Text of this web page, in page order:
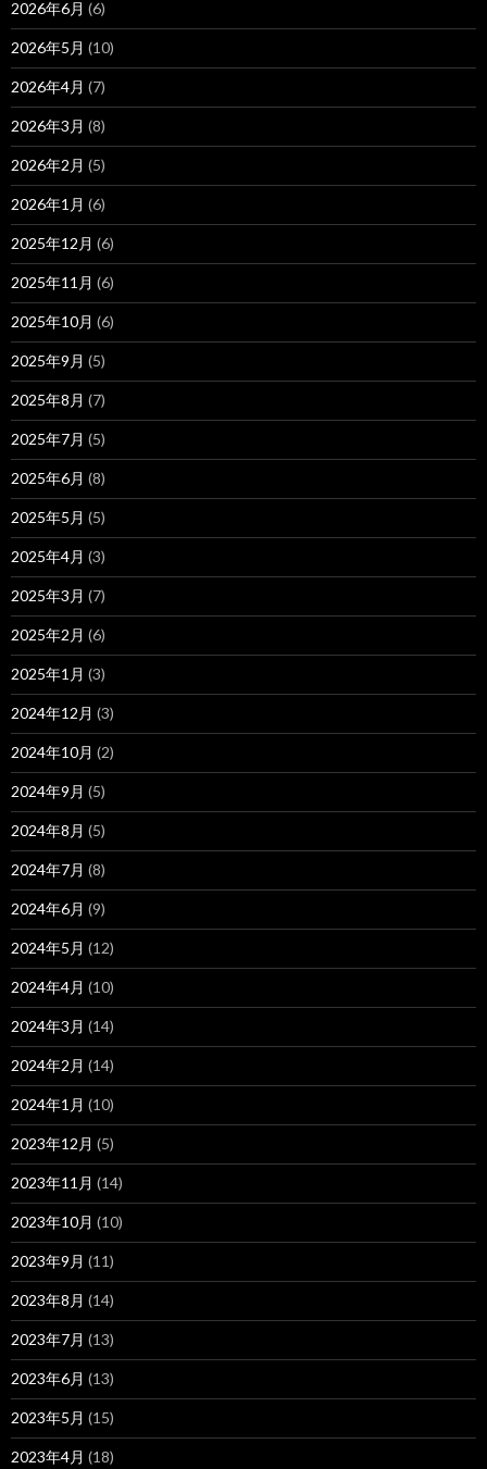
2026年6月 (6)
2026年5月 (10)
2026年4月 (7)
2026年3月 (8)
2026年2月 (5)
2026年1月 (6)
2025年12月 (6)
2025年11月 (6)
2025年10月 (6)
2025年9月 (5)
2025年8月 (7)
2025年7月 (5)
2025年6月 (8)
2025年5月 (5)
2025年4月 (3)
2025年3月 (7)
2025年2月 (6)
2025年1月 (3)
2024年12月 (3)
2024年10月 (2)
2024年9月 (5)
2024年8月 (5)
2024年7月 (8)
2024年6月 (9)
2024年5月 (12)
2024年4月 (10)
2024年3月 (14)
2024年2月 (14)
2024年1月 (10)
2023年12月 (5)
2023年11月 (14)
2023年10月 (10)
2023年9月 (11)
2023年8月 (14)
2023年7月 (13)
2023年6月 (13)
2023年5月 (15)
2023年4月 (18)